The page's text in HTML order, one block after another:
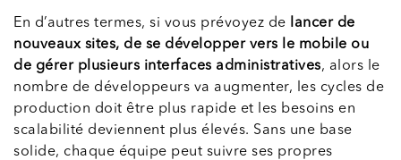
En d’autres termes, si vous prévoyez de
lancer de
nouveaux sites, de se développer vers le mobile ou
de gérer plusieurs interfaces administratives, alors le
nombre de développeurs va augmenter, les cycles de
production doit être plus rapide et les besoins en
scalabilité deviennent plus élevés. Sans une base
solide, chaque équipe peut suivre ses propres